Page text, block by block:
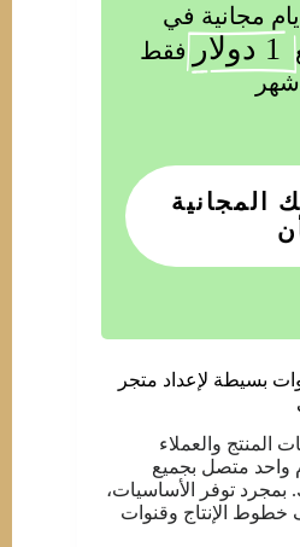
أحصل على 3 أيام مجانية في
فقط
المجانية
شوبيفاي و6 خطوات بسيطة لإعداد متجر
المنتج والعملاء
واحد متصل بجميع
بمجرد توفر الأساسيات،
الإنتاج وقنوات